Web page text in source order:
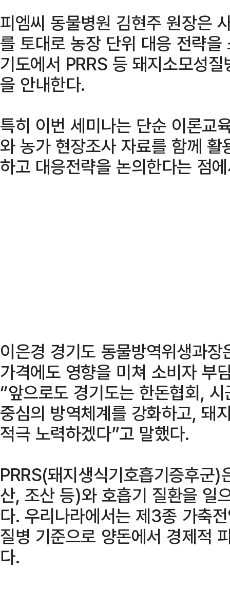
피엠씨 동물병원 김현주 원장은
를 토대로 농장 단위 대응 전략
기도에서 PRRS 등 돼지소모성
을 안내한다.
특히 이번 세미나는 단순 이론교
와 농가 현장조사 자료를 함께
하고 대응전략을 논의한다는 점
이은경 경기도 동물방역위생과
가격에도 영향을 미쳐 소비자 부
“앞으로도 경기도는 한돈협회,
중심의 방역체계를 강화하고, 돼
적극 노력하겠다”고 말했다.
PRRS(돼지생식기호흡기증후군)
산, 조산 등)와 호흡기 질환을 일
다. 우리나라에서는 제3종 가축
질병 기준으로 양돈에서 경제적
다.